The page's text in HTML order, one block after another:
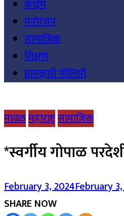
क्राईम
मनोरंजन
सामाजिक
शिक्षण
प्रायव्हसी पॉलिसी
मावळमहाराष्ट्रसामाजिक
*स्वर्गीय गोपाळ
February 3, 2024February
SHARE NOW